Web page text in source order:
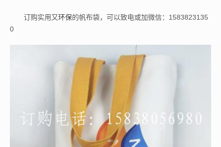
订购实用又环保的帆布袋，可以致电或加微信：1583823135
0